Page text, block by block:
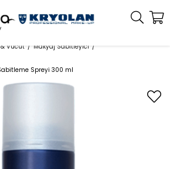
& Vücut Makyaj Sabitleyici
Spreyi 300 ml